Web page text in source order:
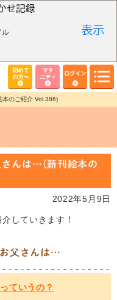
初めて
の方へ
マタ
ニティ
ログイン
のご紹介 Vol.386)
さんは…(新刊絵本の
2022年5月9日
していきます！
父さんは…
ていうの？